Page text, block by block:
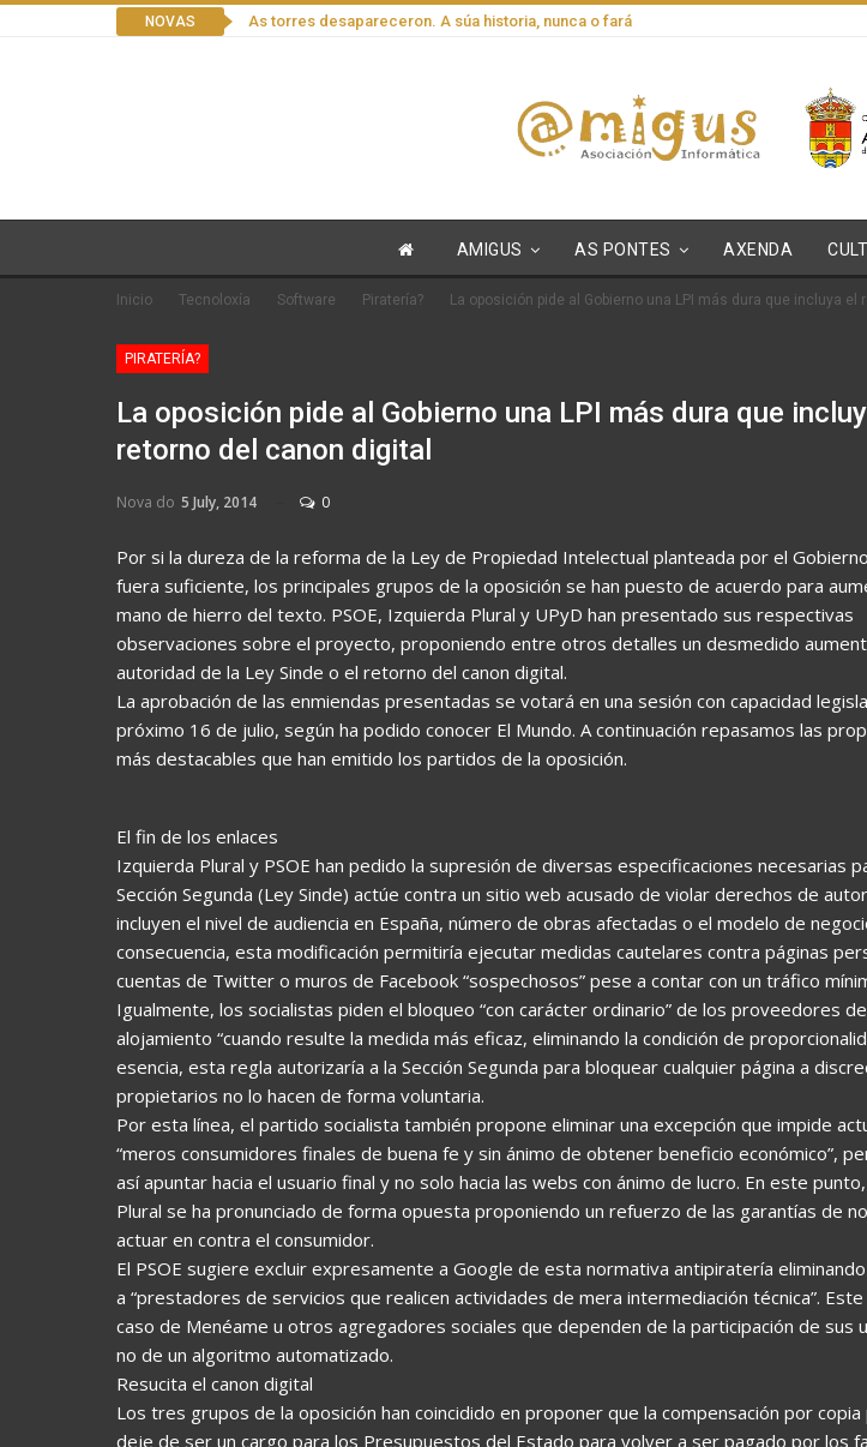
NOVAS As torres desapareceron. A súa historia, nunca o fará
AMIGUS AS PONTES AXENDA
Inicio Tecnoloxía Software Piratería? La oposición pide al Gobierno una LPI más dura que incluya el
PIRATERÍA?
La oposición pide al Gobierno una LPI más dura que
retorno del canon digital
Nova do 5 July, 2014 0
Por si la dureza de la reforma de la Ley de Propiedad Intelectual planteada por el
fuera suficiente, los principales grupos de la oposición se han puesto de acuerdo para
mano de hierro del texto. PSOE, Izquierda Plural y UPyD han presentado sus respectivas
observaciones sobre el proyecto, proponiendo entre otros detalles un desmedido
autoridad de la Ley Sinde o el retorno del canon digital.
La aprobación de las enmiendas presentadas se votará en una sesión con capacidad
próximo 16 de julio, según ha podido conocer El Mundo. A continuación repasamos las
más destacables que han emitido los partidos de la oposición.
El fin de los enlaces
Izquierda Plural y PSOE han pedido la supresión de diversas especificaciones necesarias
Sección Segunda (Ley Sinde) actúe contra un sitio web acusado de violar derechos de
incluyen el nivel de audiencia en España, número de obras afectadas o el modelo de
consecuencia, esta modificación permitiría ejecutar medidas cautelares contra páginas
cuentas de Twitter o muros de Facebook “sospechosos” pese a contar con un tráfico
Igualmente, los socialistas piden el bloqueo “con carácter ordinario” de los proveedores
alojamiento “cuando resulte la medida más eficaz, eliminando la condición de
esencia, esta regla autorizaría a la Sección Segunda para bloquear cualquier página a
propietarios no lo hacen de forma voluntaria.
Por esta línea, el partido socialista también propone eliminar una excepción que impide
“meros consumidores finales de buena fe y sin ánimo de obtener beneficio económico”,
así apuntar hacia el usuario final y no solo hacia las webs con ánimo de lucro. En este
Plural se ha pronunciado de forma opuesta proponiendo un refuerzo de las garantías de
actuar en contra el consumidor.
El PSOE sugiere excluir expresamente a Google de esta normativa antipiratería
a “prestadores de servicios que realicen actividades de mera intermediación técnica”.
caso de Menéame u otros agregadores sociales que dependen de la participación de sus
no de un algoritmo automatizado.
Resucita el canon digital
Los tres grupos de la oposición han coincidido en proponer que la compensación por copia
deje de ser un cargo para los Presupuestos del Estado para volver a ser pagado por los